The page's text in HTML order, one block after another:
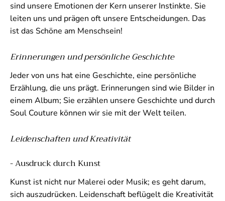
sind unsere Emotionen der Kern unserer Instinkte. Sie
leiten uns und prägen oft unsere Entscheidungen. Das
ist das Schöne am Menschsein!
Erinnerungen und persönliche Geschichte
Jeder von uns hat eine Geschichte, eine persönliche
Erzählung, die uns prägt. Erinnerungen sind wie Bilder in
einem Album; Sie erzählen unsere Geschichte und durch
Soul Couture können wir sie mit der Welt teilen.
Leidenschaften und Kreativität
- Ausdruck durch Kunst
Kunst ist nicht nur Malerei oder Musik; es geht darum,
sich auszudrücken. Leidenschaft beflügelt die Kreativität